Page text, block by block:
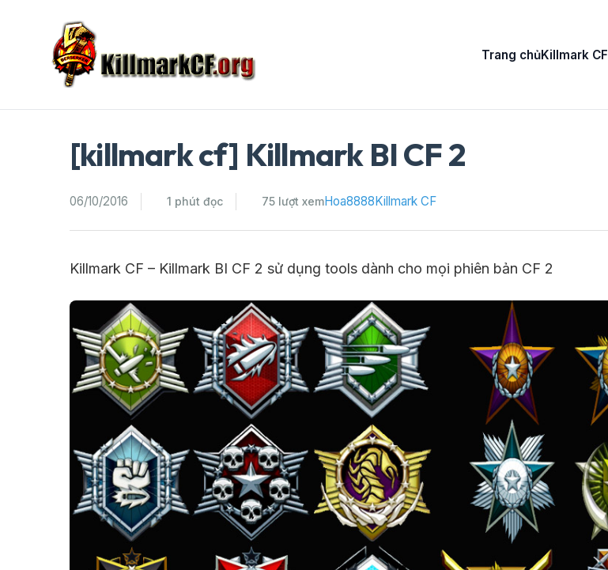
Trang chủKillmark CF
[killmark cf] Killmark BI CF 2
06/10/2016 1 phút đọc 75 lượt xemHoa8888Killmark CF
Killmark CF – Killmark BI CF 2 sử dụng tools dành cho mọi phiên bản CF 2